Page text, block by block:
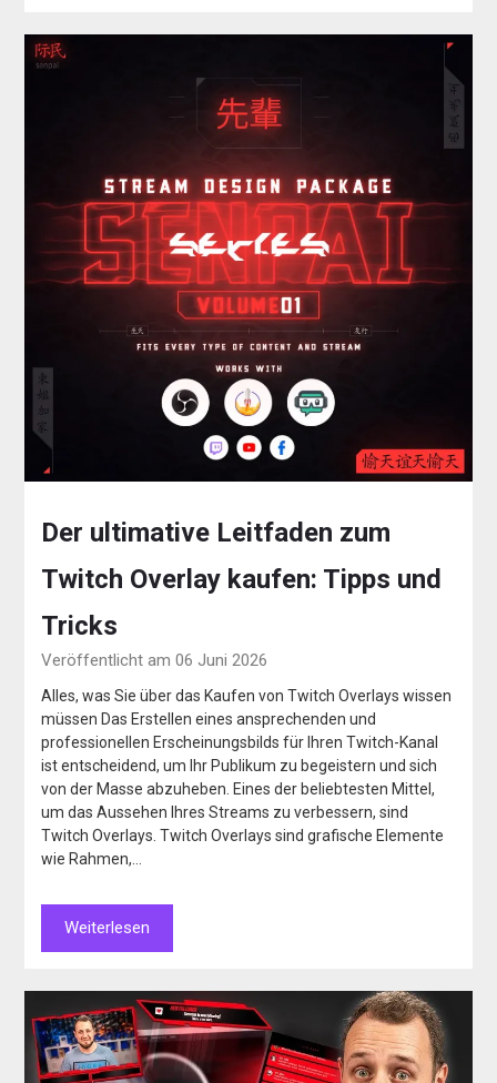
Der ultimative Leitfaden zum
Twitch Overlay kaufen: Tipps und
Tricks
Veröffentlicht am 06 Juni 2026
Alles, was Sie über das Kaufen von Twitch Overlays wissen
müssen Das Erstellen eines ansprechenden und
professionellen Erscheinungsbilds für Ihren Twitch-Kanal
ist entscheidend, um Ihr Publikum zu begeistern und sich
von der Masse abzuheben. Eines der beliebtesten Mittel,
um das Aussehen Ihres Streams zu verbessern, sind
Twitch Overlays. Twitch Overlays sind grafische Elemente
wie Rahmen,…
Weiterlesen